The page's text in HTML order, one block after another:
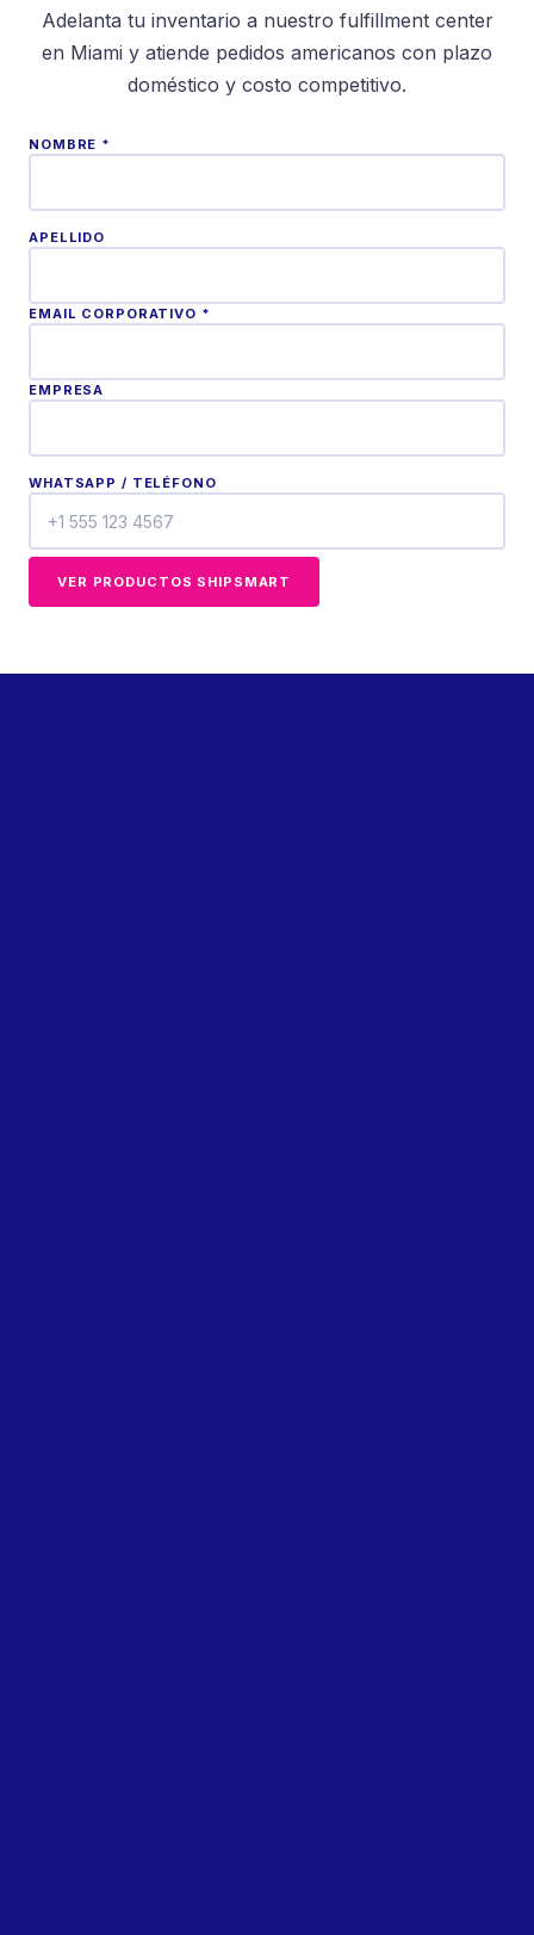
Adelanta tu inventario a nuestro fulfillment center
en Miami y atiende pedidos americanos con plazo
doméstico y costo competitivo.
NOMBRE *
APELLIDO
EMAIL CORPORATIVO *
EMPRESA
WHATSAPP / TELÉFONO
VER PRODUCTOS SHIPSMART